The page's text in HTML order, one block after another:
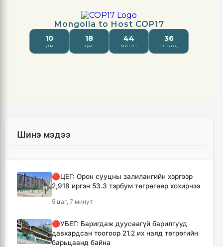
Шинэ мэдээ
🔴ЦЕГ: Орон сууцны залилангийн хэргээр
2,918 иргэн 53.3 тэрбум төгрөгөөр хохирчээ
5 цаг, 7 минут
🔴УБЕГ: Баригдаж дуусаагүй барилгууд
давхардсан тоогоор 21.2 их наяд төгрөгийн
барьцаанд байна